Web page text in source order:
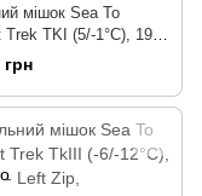
мішок Sea To
TKI (5/-1°C), 198
Zip, Bright Blue/Denim
L)
грн